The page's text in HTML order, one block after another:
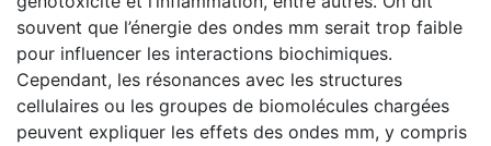
souvent que l’énergie des ondes mm serait trop faible
pour influencer les interactions biochimiques.
Cependant, les résonances avec les structures
cellulaires ou les groupes de biomolécules chargées
peuvent expliquer les effets des ondes mm, y compris